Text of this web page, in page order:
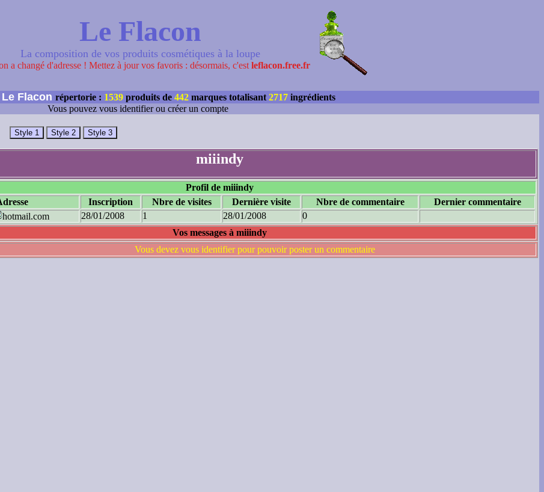
Le Flacon
La composition de vos produits cosmétiques à la loupe
a changé d'adresse ! Mettez à jour vos favoris : désormais, c'est leflacon.free.fr
Le Flacon répertorie : 1539 produits de 442 marques totalisant 2717 ingrédients
Vous pouvez vous identifier ou créer un compte
miiindy
Profil de miiindy
Inscription Nbre de visites Dernière visite Nbre de commentaire
Dernier commentaire
hotmail.com 28/01/2008 1 28/01/2008
0
Vos messages à miiindy
Vous devez vous identifier pour pouvoir poster un commentaire